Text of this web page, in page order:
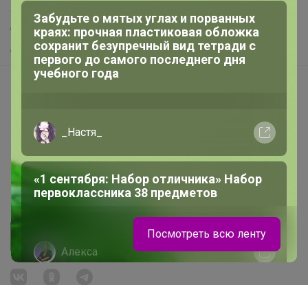
Хиты продаж
Самое желанное
Самое быстрое
Начать зарабатывать с 24-ok
Розыгрыш - Генератор случайных чисел
Пульс нашего маркетплейса
Укорачиватель ссылок
Забудьте о мятых углах и порванных
краях: прочная пластиковая обложка
сохранит безупречный вид тетради с
первого до самого последнего дня
учебного года
_Настя_
«1 сентября: Набор отличника» Набор
первоклассника 38 предметов
Алекса
Посмотреть всю ленту